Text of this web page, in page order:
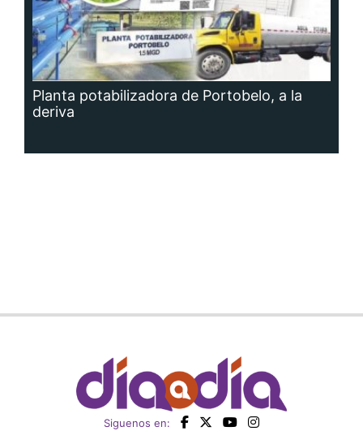
Planta potabilizadora de Portobelo, a la
deriva
Siguenos en: